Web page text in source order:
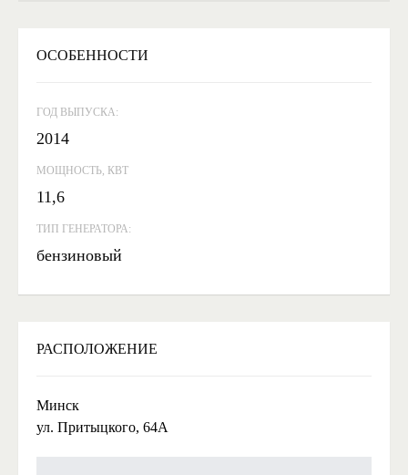
ОСОБЕННОСТИ
ГОД ВЫПУСКА:
2014
МОЩНОСТЬ, КВТ
11,6
ТИП ГЕНЕРАТОРА:
бензиновый
РАСПОЛОЖЕНИЕ
Минск
ул. Притыцкого, 64А